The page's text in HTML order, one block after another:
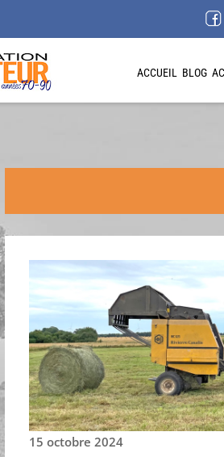
ACCUEIL BLOG
15 octobre 2024